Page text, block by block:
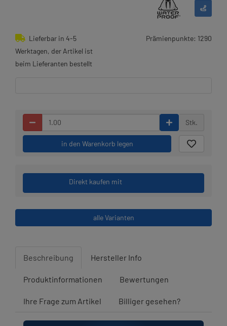
Lieferbar in 4-5
Werktagen, der Artikel ist
beim Lieferanten bestellt
Prämienpunkte: 1290
Stk.
in den Warenkorb legen
Direkt kaufen mit
alle Varianten
Beschreibung Hersteller Info
Produktinformationen Bewertungen
Ihre Frage zum Artikel Billiger gesehen?